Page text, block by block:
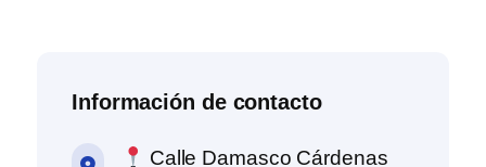
Información de contacto
Calle Damasco Cárdenas